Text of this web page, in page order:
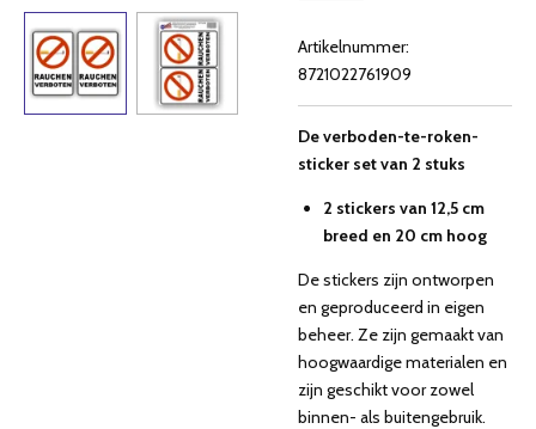
Artikelnummer:
8721022761909
De verboden-te-roken-
sticker set van 2 stuks
2 stickers van 12,5 cm
breed en 20 cm hoog
De stickers zijn ontworpen
en geproduceerd in eigen
beheer. Ze zijn gemaakt van
hoogwaardige materialen en
zijn geschikt voor zowel
binnen- als buitengebruik.